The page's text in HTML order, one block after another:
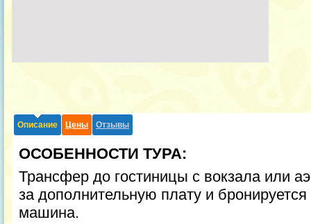
Описание Цены Отзывы
ОСОБЕННОСТИ ТУРА:
Трансфер до гостиницы с вокзала или
за дополнительную плату и
машина.